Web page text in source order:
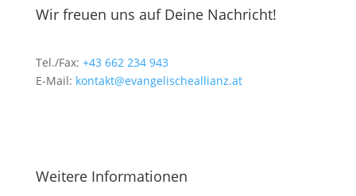
Wir freuen uns auf Deine Nachricht!
Tel./Fax: +43 662 234 943
E-Mail: kontakt@evangelischeallianz.at
Weitere Informationen